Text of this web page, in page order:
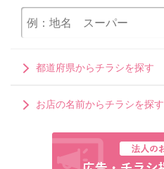
都道府県からチラシを探す
お店の名前からチラシを探す